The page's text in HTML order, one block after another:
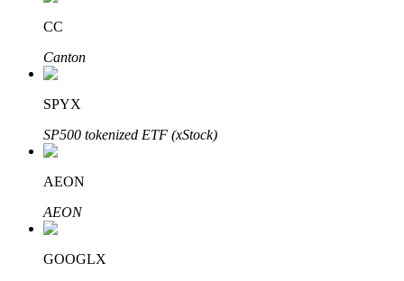
BTR-vergrendelingen
CC
Canton
SPYX
SP500 tokenized ETF (xStock)
AEON
AEON
GOOGLX